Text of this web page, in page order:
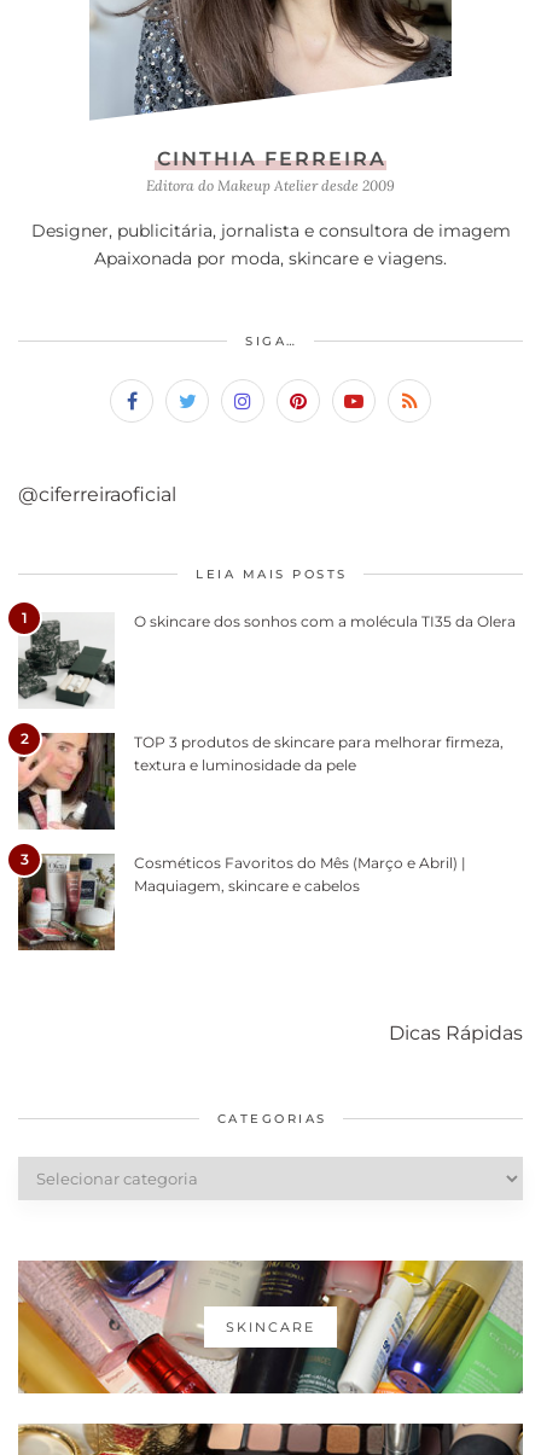
CINTHIA FERREIRA
Editora do Makeup Atelier desde 2009
Designer, publicitária, jornalista e consultora de imagem
Apaixonada por moda, skincare e viagens.
SIGA…
@ciferreiraoficial
LEIA MAIS POSTS
1 O skincare dos sonhos com a molécula TI35 da Olera
2
TOP 3 produtos de skincare para melhorar firmeza,
textura e luminosidade da pele
3
Cosméticos Favoritos do Mês (Março e Abril) |
Maquiagem, skincare e cabelos
Dicas Rápidas
diários
cabelos
CATEGORIAS
Categorias
SKINCARE